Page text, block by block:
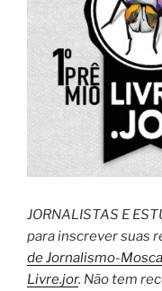
JORNALISTAS E
para inscrever suas
de Jornalismo-Mosca
Livre.jor. Não tem